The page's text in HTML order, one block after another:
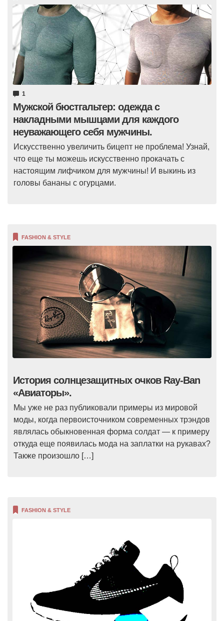
1
Мужской бюстгальтер: одежда с
накладными мышцами для каждого
неуважающего себя мужчины.
Искусственно увеличить бицепт не проблема! Узнай,
что еще ты можешь искусственно прокачать с
настоящим лифчиком для мужчины! И выкинь из
головы бананы с огурцами.
FASHION & STYLE
История солнцезащитных очков Ray-Ban
«Авиаторы».
Мы уже не раз публиковали примеры из мировой
моды, когда первоисточником современных трэндов
являлась обыкновенная форма солдат — к примеру
откуда еще появилась мода на заплатки на рукавах?
Также произошло […]
FASHION & STYLE